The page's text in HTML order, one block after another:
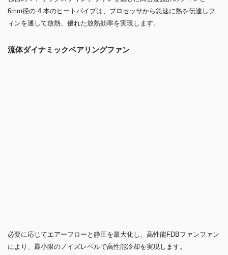
DeepCool AK400 は、独自のマトリックスフィンデザインと優れた放熱
パイプを備えた高い互換性の CPU クーラーです。